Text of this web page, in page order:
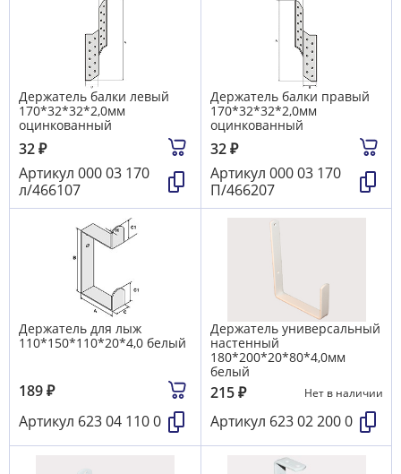
Держатель балки левый
170*32*32*2,0мм
оцинкованный
32₽
Артикул 000 03 170
л/466107
Держатель балки правый
170*32*32*2,0мм
оцинкованный
32₽
Артикул 000 03 170
П/466207
Держатель для лыж
110*150*110*20*4,0 белый
189₽
Артикул 623 04 110 0
Держатель универсальный
настенный
180*200*20*80*4,0мм
белый
215₽ Нет в наличии
Артикул 623 02 200 0